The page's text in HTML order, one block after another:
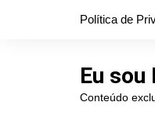
Política de
Eu sou
Conteúdo